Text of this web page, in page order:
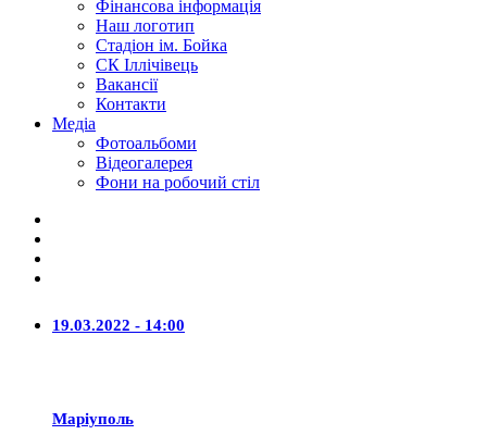
Фінансова інформація
Наш логотип
Стадіон ім. Бойка
СК Іллічівець
Вакансії
Контакти
Медіа
Фотоальбоми
Відеогалерея
Фони на робочий стіл
19.03.2022 - 14:00
Маріуполь